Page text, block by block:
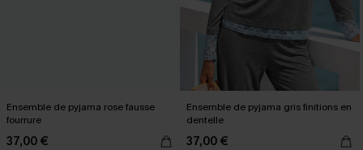
Ensemble de pyjama rose fausse
fourrure
37,00 €
Ensemble de pyjama gris finitions en
dentelle
37,00 €